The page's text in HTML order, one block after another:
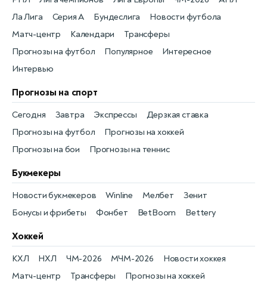
Новости футбола
Матч-центр Календари Трансферы
Прогнозы на футбол Популярное
Ла Лига
Интересное
Серия А
Интервью
Бундеслига
Прогнозы на спорт
Прогнозы на футбол
Сегодня
Прогнозы на хоккей
Завтра
Прогнозы на бои
Экспрессы
Прогнозы на теннис
Дерзкая ставка
Букмекеры
Бонусы и фрибеты
Новости букмекеров
Фонбет
Winline
BetBoom
Мелбет
Bettery
Зенит
Хоккей
Новости хоккея
КХЛ
Матч-центр
НХЛ
Трансферы
ЧМ-2026
Прогнозы на хоккей
МЧМ-2026